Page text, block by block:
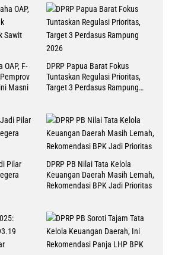
F-
Masni
DPRP Papua Barat Fokus
Tuntaskan Regulasi Prioritas,
Target 3 Perdasus Rampung
Pilar
DPRP PB Nilai Tata Kelola
Keuangan Daerah Masih Lemah,
Rekomendasi BPK Jadi Prioritas